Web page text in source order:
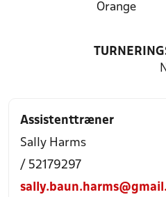
Orange
Assistenttræner
Sally Harms
/ 52179297